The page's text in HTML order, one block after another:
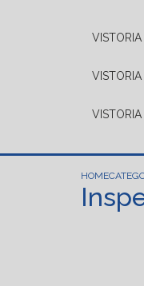
HOME